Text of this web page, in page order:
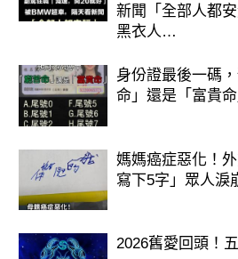
新聞「全部人都
黑衣人…
身份證最後一碼
命」還是「富貴命
媽媽癌症惡化！
寫下5字」眾人淚
2026舊愛回頭！